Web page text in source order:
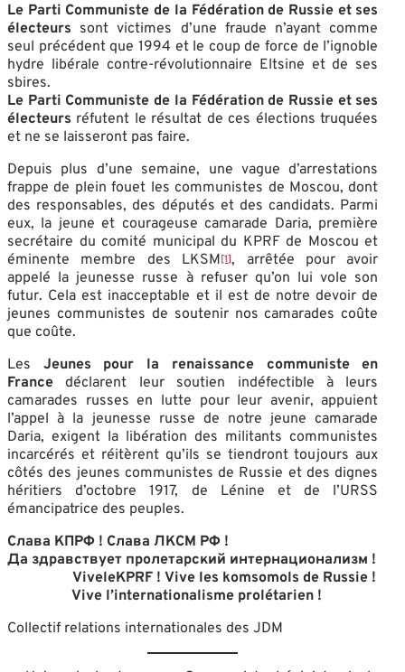
Le Parti Communiste de la Fédération de Russie et ses
électeurs sont victimes d’une fraude n’ayant comme
seul précédent que 1994 et le coup de force de l’ignoble
hydre libérale contre-révolutionnaire Eltsine et de ses
sbires.
Le Parti Communiste de la Fédération de Russie et ses
électeurs réfutent le résultat de ces élections truquées
et ne se laisseront pas faire.
Depuis plus d’une semaine, une vague d’arrestations
frappe de plein fouet les communistes de Moscou, dont
des responsables, des députés et des candidats. Parmi
eux, la jeune et courageuse camarade Daria, première
secrétaire du comité municipal du KPRF de Moscou et
éminente membre des LKSM [1], arrêtée pour avoir
appelé la jeunesse russe à refuser qu’on lui vole son
futur. Cela est inacceptable et il est de notre devoir de
jeunes communistes de soutenir nos camarades coûte
que coûte.
Les Jeunes pour la renaissance communiste en
France déclarent leur soutien indéfectible à leurs
camarades russes en lutte pour leur avenir, appuient
l’appel à la jeunesse russe de notre jeune camarade
Daria, exigent la libération des militants communistes
incarcérés et réitèrent qu’ils se tiendront toujours aux
côtés des jeunes communistes de Russie et des dignes
héritiers d’octobre 1917, de Lénine et de l’URSS
émancipatrice des peuples.
Слава КПРФ ! Слава ЛКСМ РФ !
Да здравствует пролетарский интернационализм !
ViveleKPRF ! Vive les komsomols de Russie !
Vive l’internationalisme prolétarien !
Collectif relations internationales des JDM